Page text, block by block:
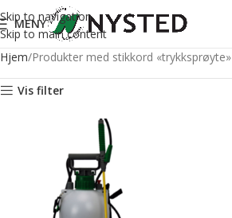
Skip to navigation
Skip to main content
MENY
Hjem Produkter med stikkord «trykksprøyte»
Vis filter